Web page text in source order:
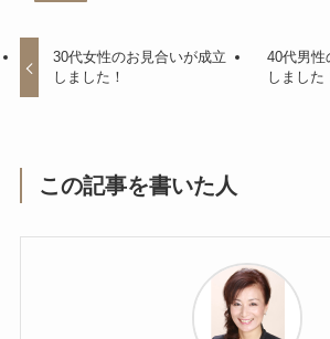
30代女性のお見合いが成立
しました！
40代男性
しました
この記事を書いた人